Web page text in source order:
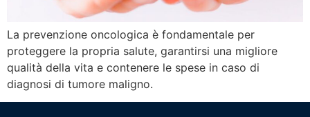
La prevenzione oncologica è fondamentale per
proteggere la propria salute, garantirsi una migliore
qualità della vita e contenere le spese in caso di
diagnosi di tumore maligno.